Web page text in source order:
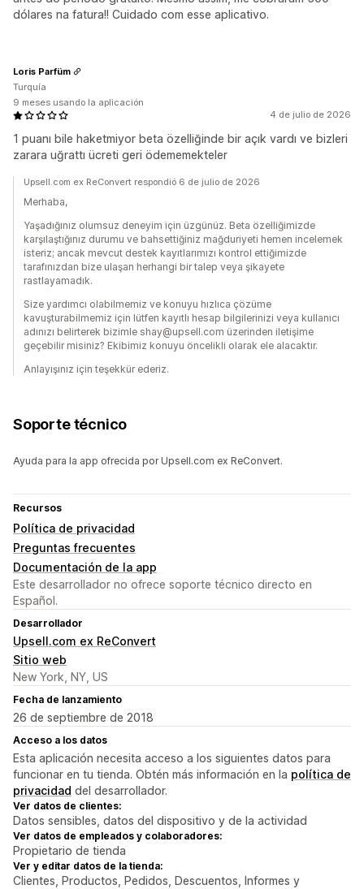
dólares na fatura!! Cuidado com esse aplicativo.
4 de julio de 2026
1 puanı bile haketmiyor beta özelliğinde bir açık vardı ve bizleri
zarara uğrattı ücreti geri ödememekteler
Loris Parfüm
Turquía
9 meses usando la aplicación
Upsell.com ex ReConvert respondió 6 de julio de 2026
Merhaba,
Yaşadığınız olumsuz deneyim için üzgünüz. Beta özelliğimizde
karşılaştığınız durumu ve bahsettiğiniz mağduriyeti hemen incelemek
isteriz; ancak mevcut destek kayıtlarımızı kontrol ettiğimizde
tarafınızdan bize ulaşan herhangi bir talep veya şikayete
rastlayamadık.
Size yardımcı olabilmemiz ve konuyu hızlıca çözüme
kavuşturabilmemiz için lütfen kayıtlı hesap bilgilerinizi veya kullanıcı
adınızı belirterek bizimle shay@upsell.com üzerinden iletişime
geçebilir misiniz? Ekibimiz konuyu öncelikli olarak ele alacaktır.
Anlayışınız için teşekkür ederiz.
Soporte técnico
Ayuda para la app ofrecida por Upsell.com ex ReConvert.
Recursos
Política de privacidad
Preguntas frecuentes
Documentación de la app
Este desarrollador no ofrece soporte técnico directo en
Español.
Desarrollador
Upsell.com ex ReConvert
Sitio web
New York, NY, US
Fecha de lanzamiento
26 de septiembre de 2018
Acceso a los datos
Esta aplicación necesita acceso a los siguientes datos para
funcionar en tu tienda. Obtén más información en la política de
privacidad del desarrollador.
Ver datos de clientes:
Datos sensibles, datos del dispositivo y de la actividad
Ver datos de empleados y colaboradores:
Propietario de tienda
Ver y editar datos de la tienda:
Clientes, Productos, Pedidos, Descuentos, Informes y